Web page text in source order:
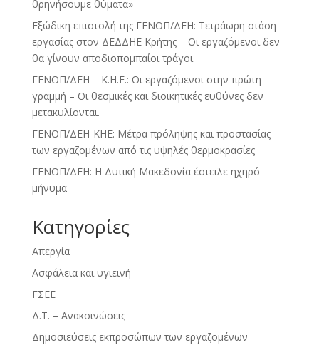
θρηνήσουμε θύματα»
Εξώδικη επιστολή της ΓΕΝΟΠ/ΔΕΗ: Τετράωρη στάση
εργασίας στον ΔΕΔΔΗΕ Κρήτης – Οι εργαζόμενοι δεν
θα γίνουν αποδιοπομπαίοι τράγοι
ΓΕΝΟΠ/ΔΕΗ – Κ.Η.Ε.: Οι εργαζόμενοι στην πρώτη
γραμμή – Οι θεσμικές και διοικητικές ευθύνες δεν
μετακυλίονται.
ΓΕΝΟΠ/ΔΕΗ-ΚΗΕ: Μέτρα πρόληψης και προστασίας
των εργαζομένων από τις υψηλές θερμοκρασίες
ΓΕΝΟΠ/ΔΕΗ: Η Δυτική Μακεδονία έστειλε ηχηρό
μήνυμα
Kατηγορίες
Απεργία
Ασφάλεια και υγιεινή
ΓΣΕΕ
Δ.Τ. – Ανακοινώσεις
Δημοσιεύσεις εκπροσώπων των εργαζομένων